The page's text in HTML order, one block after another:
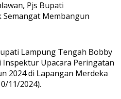
Lampung Tengah Bobby
Inspektur Upacara Peringatan
2024 di Lapangan Merdeka
11/2024).